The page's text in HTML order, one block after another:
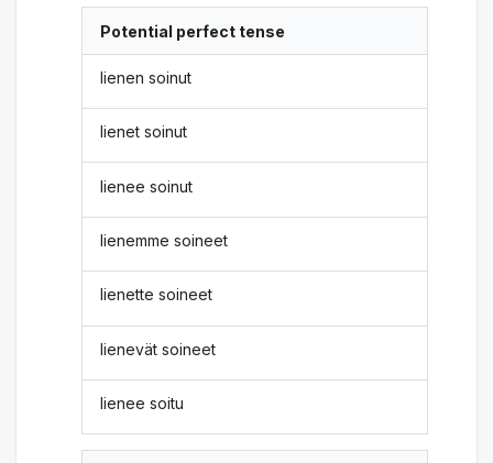
Potential perfect tense
lienen soinut
lienet soinut
lienee soinut
lienemme soineet
lienette soineet
lienevät soineet
lienee soitu